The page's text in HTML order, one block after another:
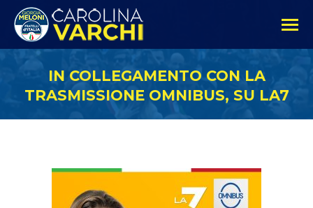
IN COLLEGAMENTO CON LA
TRASMISSIONE OMNIBUS, SU LA7